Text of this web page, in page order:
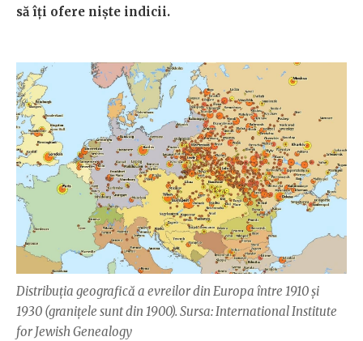
să îți ofere niște indicii.
Distribuția geografică a evreilor din Europa între 1910 și
1930 (granițele sunt din 1900). Sursa: International Institute
for Jewish Genealogy